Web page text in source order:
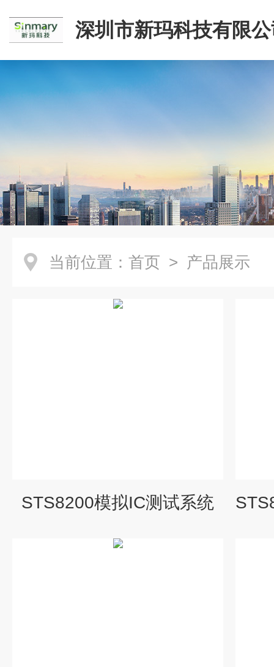
深圳市新玛科技有限
当前位置： 首页 > 产品展示
STS8200模拟IC测试系统